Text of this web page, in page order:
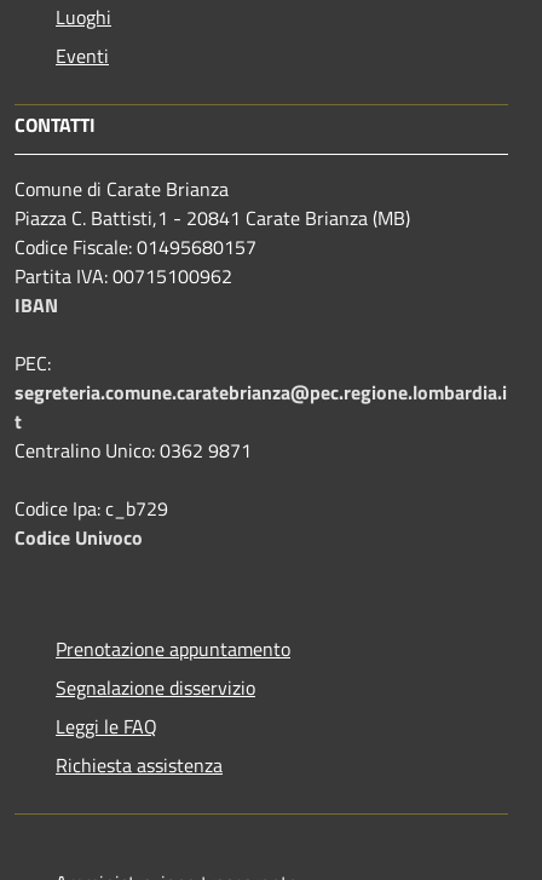
Luoghi
Eventi
CONTATTI
Comune di Carate Brianza
Piazza C. Battisti,1 - 20841 Carate Brianza (MB)
Codice Fiscale: 01495680157
Partita IVA: 00715100962
IBAN
PEC:
segreteria.comune.caratebrianza@pec.regione.lombardia.i
t
Centralino Unico: 0362 9871
Codice Ipa: c_b729
Codice Univoco
Prenotazione appuntamento
Segnalazione disservizio
Leggi le FAQ
Richiesta assistenza